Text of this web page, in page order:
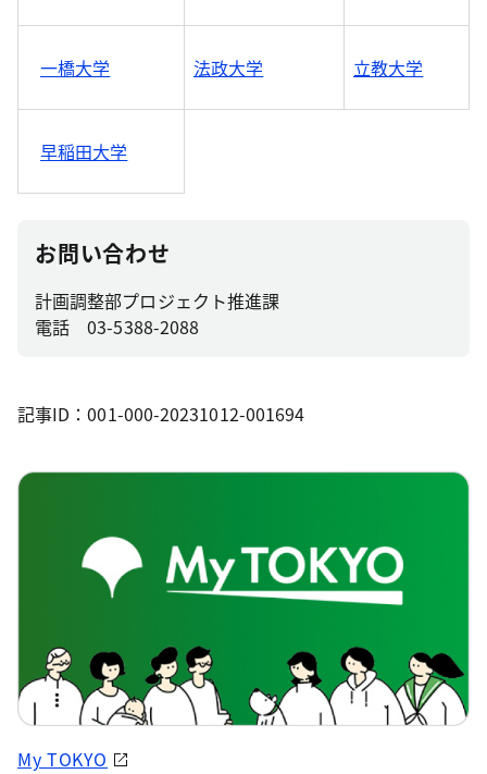
一橋大学 法政大学 立教大学
早稲田大学
お問い合わせ
計画調整部プロジェクト推進課
電話 03-5388-2088
記事ID：001-000-20231012-001694
My TOKYO